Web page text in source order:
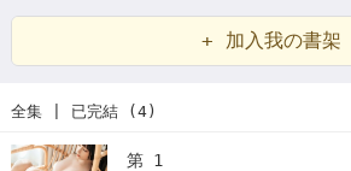
+ 加入我の書架
全集 | 已完結 (4)
第 1